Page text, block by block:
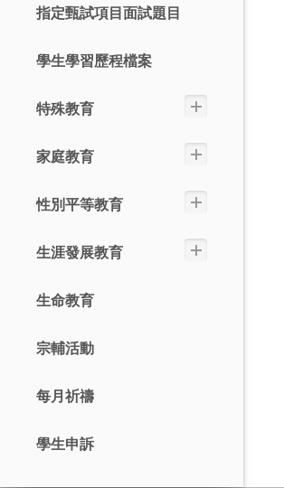
指定甄試項目面試題目
學生學習歷程檔案
特殊教育
家庭教育
性別平等教育
生涯發展教育
生命教育
宗輔活動
每月祈禱
學生申訴